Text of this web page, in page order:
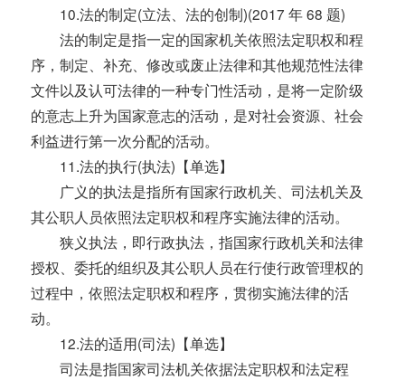
10.法的制定(立法、法的创制)(2017 年 68 题)
法的制定是指一定的国家机关依照法定职权和程
序，制定、补充、修改或废止法律和其他规范性法律
文件以及认可法律的一种专门性活动，是将一定阶级
的意志上升为国家意志的活动，是对社会资源、社会
利益进行第一次分配的活动。
11.法的执行(执法)【单选】
广义的执法是指所有国家行政机关、司法机关及
其公职人员依照法定职权和程序实施法律的活动。
狭义执法，即行政执法，指国家行政机关和法律
授权、委托的组织及其公职人员在行使行政管理权的
过程中，依照法定职权和程序，贯彻实施法律的活
动。
12.法的适用(司法)【单选】
司法是指国家司法机关依据法定职权和法定程